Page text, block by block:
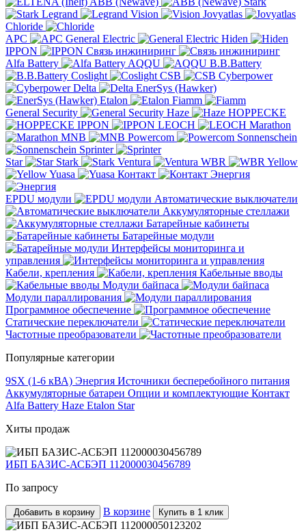
Legrand
Vision
Jovyatlas
Chloride
APC
General Electric
Hiden
IPPON
Связь инжиниринг
Alfa Battery
AQQU
B.B.Battery
Coslight
CSB
Cyberpower
Delta
EnerSys (Hawker)
Etalon
Fiamm
General Security
Haze
HOPPECKE
IPPON
LEOCH
Marathon
MNB
Powercom
Sonnenschein
Sprinter
Star
Stark Ventura WBR
Yellow
Yuasa
Контакт Энергия
EPDU модули
Автоматические выключатели
Аккумуляторные стеллажи
Батарейные кабинеты
Батарейные модули
Интерфейсы мониторинга и
управления
Кабели, крепления
Кабельные вводы
Модули байпаса
Модули параллирования
Программное обеспечение
Статические переключатели
Частотные преобразователи
Популярные категории
9SX (1-6 кВА) Энергия Источники бесперебойного питания
Аккумуляторные батареи Опции и комплектующие Контакт
Alfa Battery Haze Etalon Star
Хиты продаж
ИБП БАЗИС-АСБЭП 112000030456789
По запросу
Добавить в корзину В корзине Купить в 1 клик